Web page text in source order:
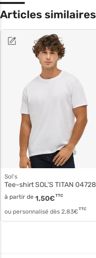
Articles
Sol's
Tee-shirt SOL'S TITAN 04728
à partir de 1,50€ TTC
ou personnalisé dès 2,83€ TTC